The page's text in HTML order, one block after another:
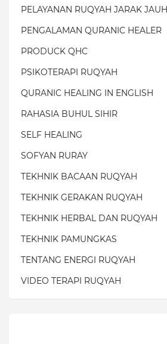
PELAYANAN RUQYAH JARAK JAUH
PENGALAMAN QURANIC HEALER
PRODUCK QHC
PSIKOTERAPI RUQYAH
QURANIC HEALING IN ENGLISH
RAHASIA BUHUL SIHIR
SELF HEALING
SOFYAN RURAY
TEKHNIK BACAAN RUQYAH
TEKHNIK GERAKAN RUQYAH
TEKHNIK HERBAL DAN RUQYAH
TEKHNIK PAMUNGKAS
TENTANG ENERGI RUQYAH
VIDEO TERAPI RUQYAH